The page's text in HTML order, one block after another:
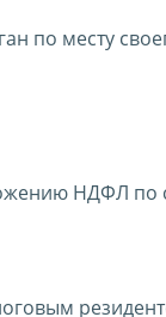
по месту
НДФЛ по